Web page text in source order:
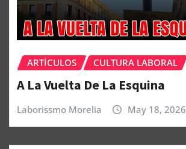
ARTÍCULOS CULTURA LABORAL
A La Vuelta De La Esquina
Laborissmo Morelia May 18, 2026